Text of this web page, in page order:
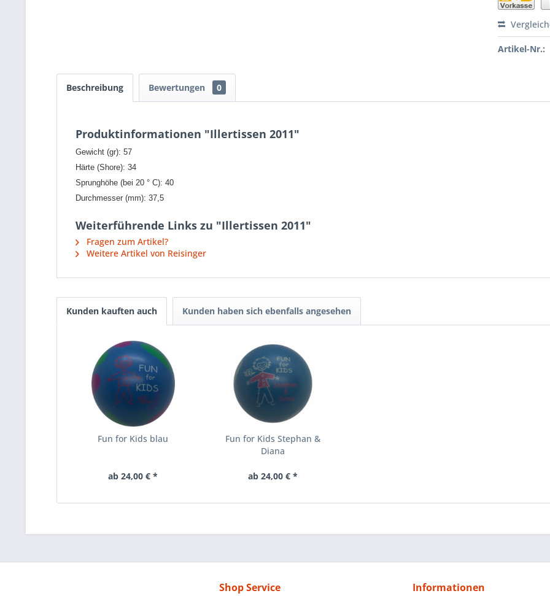
Artikel-Nr.:
Beschreibung Bewertungen 0
Produktinformationen "Illertissen 2011"
Gewicht (gr): 57
Härte (Shore): 34
Sprunghöhe (bei 20 ° C): 40
Durchmesser (mm): 37,5
Weiterführende Links zu "Illertissen 2011"
Fragen zum Artikel?
Weitere Artikel von Reisinger
Kunden kauften auch Kunden haben sich ebenfalls angesehen
Fun for Kids blau
ab 24,00 € *
Fun for Kids Stephan &
Diana
ab 24,00 € *
Shop Service Informationen